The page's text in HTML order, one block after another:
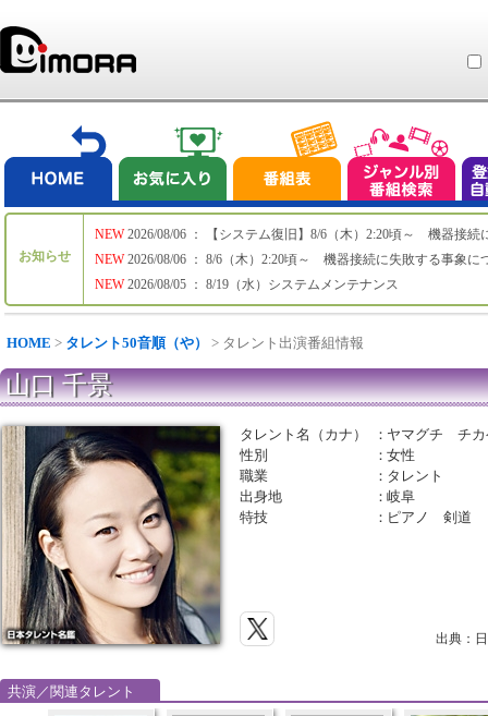
お知らせ
NEW
NEW
NEW
2026/08/06 ： 【システム復旧】8/6（木）2:20頃～ 機器接続
2026/08/06 ： 8/6（木）2:20頃～ 機器接続に失敗する事象に
2026/08/05 ： 8/19（水）システムメンテナンス
HOME > タレント50音順（や） > タレント出演番組情報
山口 千景
タレント名（カナ） ： ヤマグチ チカ
性別
：女性
職業
： タレント
出身地
：岐阜
特技
： ピアノ 剣道
出典：
共演／関連タレント